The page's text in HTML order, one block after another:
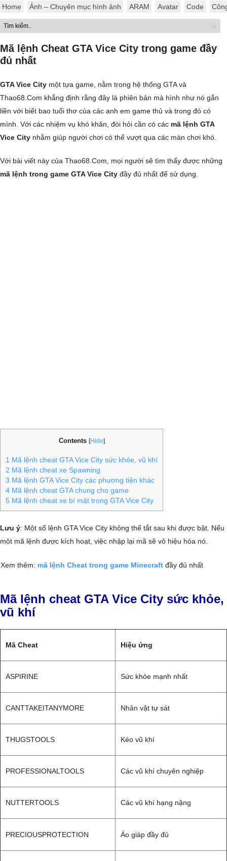
Home Ảnh – Chuyên mục hình ảnh ARAM Avatar Code
Mã lệnh Cheat GTA Vice City trong game đầy
đủ nhất
GTA Vice City một tựa game, nằm trong hệ thống GTA và
Thao68.Com khẳng định rằng đây là phiên bản mà hình như nó gắn
liền với biết bao tuổi thơ của các anh em game thủ và trong đó có
mình. Với các nhiệm vụ khó khăn, đòi hỏi cần có các mã lệnh GTA
Vice City nhằm giúp người chơi có thể vượt qua các màn chơi khó.
Với bài viết này của Thao68.Com, mọi người sẽ tìm thấy được những
mã lệnh trong game GTA Vice City đầy đủ nhất để sử dụng.
Contents [Hide]
1 Mã lệnh cheat GTA Vice City sức khỏe, vũ khí
2 Mã lệnh cheat xe Spawning
3 Mã lệnh GTA Vice City các phương tiện khác
4 Mã lệnh cheat GTA chung cho game
5 Mã lệnh cheat xe bí mật trong GTA Vice City
Lưu ý: Một số lệnh GTA Vice City không thể tắt sau khi được bật. Nếu
một mã lệnh được kích hoạt, việc nhập lại mã sẽ vô hiệu hóa nó.
Xem thêm: mã lệnh Cheat trong game Minecraft đầy đủ nhất
Mã lệnh cheat GTA Vice City sức khỏe,
vũ khí
Mã Cheat Hiệu ứng
ASPIRINE Sức khỏe mạnh nhất
CANTTAKEITANYMORE Nhân vật tự sát
THUGSTOOLS Kéo vũ khí
PROFESSIONALTOOLS Các vũ khí chuyên nghiệp
NUTTERTOOLS Các vũ khí hạng nặng
PRECIOUSPROTECTION Áo giáp đầy đủ